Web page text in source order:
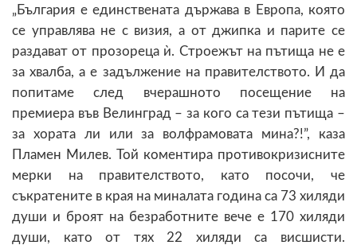
„България е единствената държава в Европа, която
се управлява не с визия, а от джипка и парите се
раздават от прозореца ѝ. Строежът на пътища не е
за хвалба, а е задължение на правителството. И да
попитаме след вчерашното посещение на
премиера във Велинград – за кого са тези пътища –
за хората ли или за волфрамовата мина?!”, каза
Пламен Милев. Той коментира противокризисните
мерки на правителството, като посочи, че
съкратените в края на миналата година са 73 хиляди
души и броят на безработните вече е 170 хиляди
души, като от тях 22 хиляди са висшисти.